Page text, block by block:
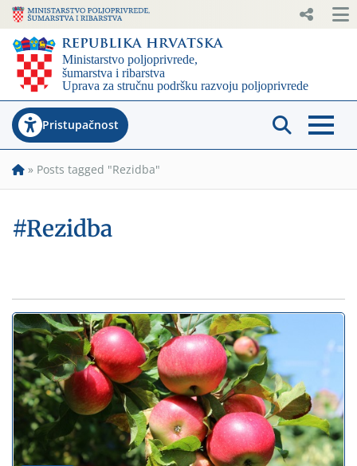
Pristupačnost
» Posts tagged "Rezidba"
#Rezidba